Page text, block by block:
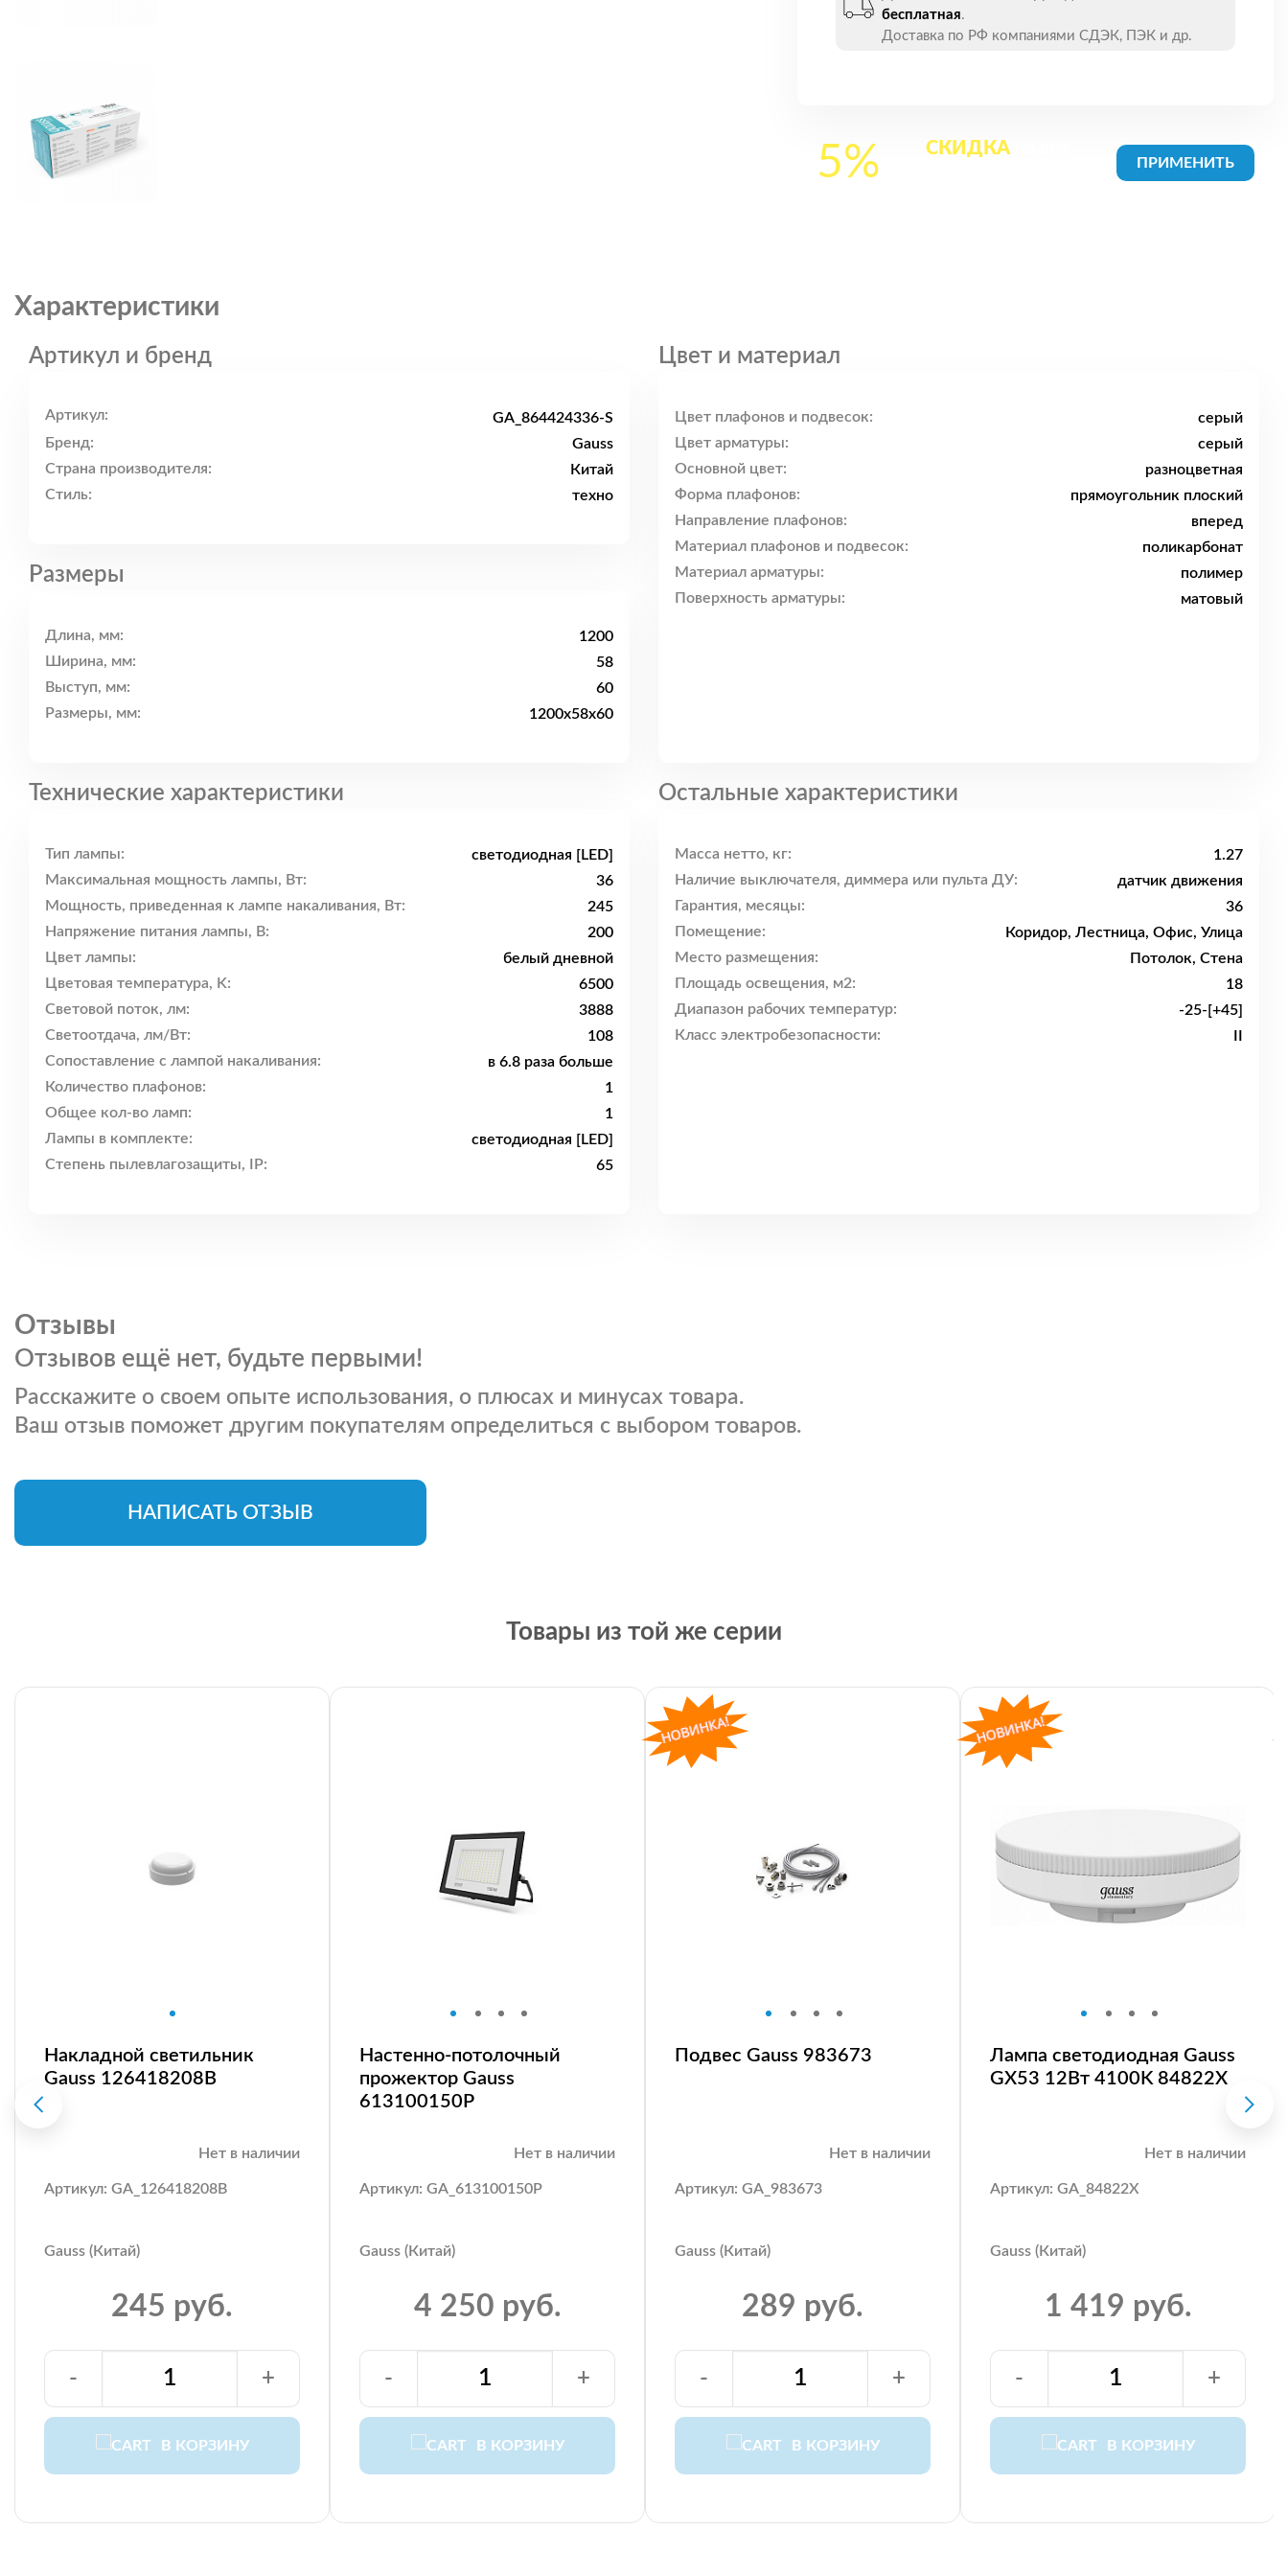
бесплатная.
Доставка по РФ компаниями СДЭК, ПЭК и др.
5% СКИДКА
Характеристики
Артикул и бренд
Артикул:
GA_864424336-S
Бренд:
Gauss
Страна производителя:
Китай
Стиль:
техно
Размеры
Длина, мм:
1200
Ширина, мм:
58
Выступ, мм:
60
Размеры, мм:
1200x58x60
Цвет и материал
Цвет плафонов и подвесок:
серый
Цвет арматуры:
серый
Основной цвет:
разноцветная
Форма плафонов:
прямоугольник плоский
Направление плафонов:
вперед
Материал плафонов и подвесок:
поликарбонат
Материал арматуры:
полимер
Поверхность арматуры:
матовый
Технические характеристики
Тип лампы:
светодиодная [LED]
Максимальная мощность лампы, Вт:
36
Мощность, приведенная к лампе накаливания, Вт:
245
Напряжение питания лампы, В:
200
Цвет лампы:
белый дневной
Цветовая температура, K:
6500
Световой поток, лм:
3888
Светоотдача, лм/Вт:
108
Сопоставление с лампой накаливания:
в 6.8 раза больше
Количество плафонов:
1
Общее кол-во ламп:
1
Лампы в комплекте:
светодиодная [LED]
Степень пылевлагозащиты, IP:
65
Остальные характеристики
Масса нетто, кг:
1.27
Наличие выключателя, диммера или пульта ДУ:
датчик движения
Гарантия, месяцы:
36
Помещение:
Коридор, Лестница, Офис, Улица
Место размещения:
Потолок, Стена
Площадь освещения, м2:
18
Диапазон рабочих температур:
-25-[+45]
Класс электробезопасности:
II
Отзывы
Отзывов ещё нет, будьте первыми!
Расскажите о своем опыте использования, о плюсах и минусах товара.
Ваш отзыв поможет другим покупателям определиться с выбором товаров.
НАПИСАТЬ ОТЗЫВ
Товары из той же серии
Накладной светильник
Gauss 126418208B
Нет в наличии
Артикул: GA_126418208B
Gauss (Китай)
245 руб.
В КОРЗИНУ
- +
Настенно-потолочный
прожектор Gauss
613100150P
Нет в наличии
Артикул: GA_613100150P
Gauss (Китай)
4 250 руб.
В КОРЗИНУ
- +
Подвес Gauss 983673
Нет в наличии
Артикул: GA_983673
Gauss (Китай)
289 руб.
В КОРЗИНУ
- +
Лампа светодиодная Gauss
GX53 12Вт 4100K 84822X
Нет в наличии
Артикул: GA_84822X
Gauss (Китай)
1 419 руб.
В КОРЗИНУ
- +